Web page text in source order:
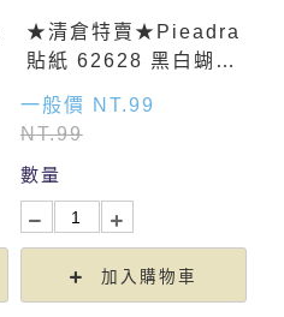
★清倉特賣★Pieadra
貼紙 62628 黑白蝴蝶
一般價 NT.99
NT.99
數量
加入購物車